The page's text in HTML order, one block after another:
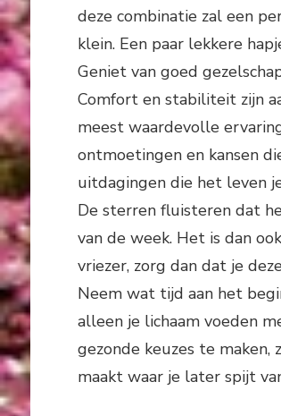
deze combinatie zal een
klein. Een paar lekkere
Geniet van goed
Comfort en stabiliteit zijn
meest waardevolle
ontmoetingen en kansen
uitdagingen die het leven
De sterren fluisteren dat
van de week. Het is dan
vriezer, zorg dan dat je
Neem wat tijd aan het
alleen je lichaam voeden
gezonde keuzes te
maakt waar je later spijt